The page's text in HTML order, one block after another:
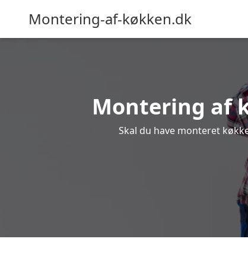
Montering-af-køkken.dk
Montering af
Skal du have monteret